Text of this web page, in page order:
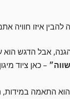
להבין איזו חוויה
הגנה, אבל הדגש
– כאן ציוד
התאמה במידות,